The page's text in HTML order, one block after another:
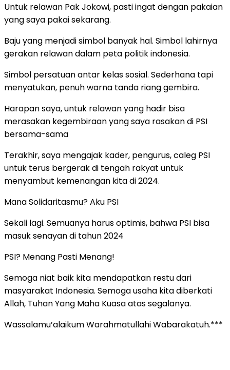
Untuk relawan Pak Jokowi, pasti ingat dengan pakaian
yang saya pakai sekarang.
Baju yang menjadi simbol banyak hal. Simbol lahirnya
gerakan relawan dalam peta politik indonesia.
Simbol persatuan antar kelas sosial. Sederhana tapi
menyatukan, penuh warna tanda riang gembira.
Harapan saya, untuk relawan yang hadir bisa
merasakan kegembiraan yang saya rasakan di PSI
bersama-sama
Terakhir, saya mengajak kader, pengurus, caleg PSI
untuk terus bergerak di tengah rakyat untuk
menyambut kemenangan kita di 2024.
Mana Solidaritasmu? Aku PSI
Sekali lagi. Semuanya harus optimis, bahwa PSI bisa
masuk senayan di tahun 2024
PSI? Menang Pasti Menang!
Semoga niat baik kita mendapatkan restu dari
masyarakat Indonesia. Semoga usaha kita diberkati
Allah, Tuhan Yang Maha Kuasa atas segalanya.
Wassalamu’alaikum Warahmatullahi Wabarakatuh.***